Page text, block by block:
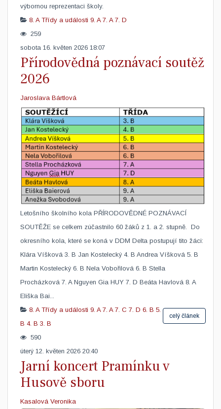
výbornou reprezentaci školy.
8. A Třídy a události 9. A 7. A 7. D
259
sobota 16. květen 2026 18:07
Přírodovědná poznávací soutěž
2026
Jaroslava Bártlová
Letošního školního kola PŘÍRODOVĚDNÉ POZNÁVACÍ
SOUTĚŽE se celkem zúčastnilo 60 žáků z 1. a 2. stupně. Do
okresního kola, které se koná v DDM Delta postupují tito žáci:
Klára Víšková 3. B Jan Kostelecký 4. B Andrea Víšková 5. B
Martin Kostelecký 6. B Nela Vobořilová 6. B Stella
Procházková 7. A Nguyen Gia HUY 7. D Beáta Havlová 8. A
Eliška Bai...
celý článek
8. A Třídy a události 9. A 7. A 7. C 7. D 6. B 5.
B 4. B 3. B
590
úterý 12. květen 2026 20:40
Jarní koncert Pramínku v
Husově sboru
Kasalová Veronika